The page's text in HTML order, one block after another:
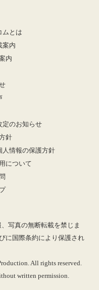
ムとは
案内
内
定のお知らせ
針
人情報の保護方針
について
写真の無断転載を禁じま
に国際条約により保護され
All rights reserved.
written permission.